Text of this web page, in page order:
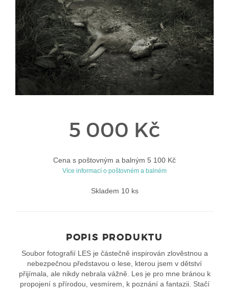
5 000 Kč
Cena s poštovným a balným 5 100 Kč
Více informací o poštovném a balném
Skladem 10 ks
POPIS PRODUKTU
Soubor fotografií LES je částečně inspirován zlověstnou a
nebezpečnou představou o lese, kterou jsem v dětství
přijímala, ale nikdy nebrala vážně. Les je pro mne bránou k
propojení s přírodou, vesmírem, k poznání a fantazii. Stačí